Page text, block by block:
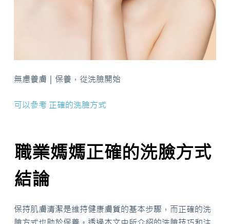
無慮養膚｜保養，從洗臉開始
可以參考 正確的洗臉方式
職業媽媽正確的洗臉方式
結論
保持肌膚清潔是維持健康膚質的基本步驟，而正確的洗